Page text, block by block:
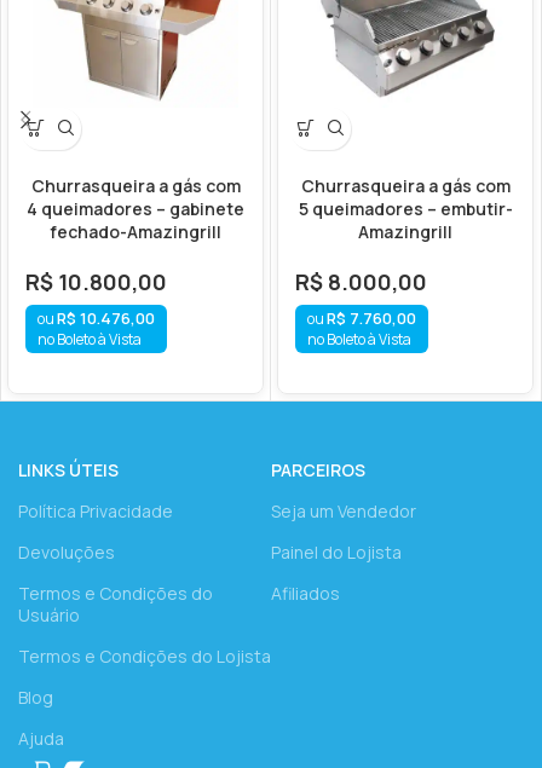
Churrasqueira a gás com
4 queimadores – gabinete
fechado-Amazingrill
R$ 10.800,00
R$ 10.476,00
no Boleto à Vista
Churrasqueira a gás com
5 queimadores – embutir-
Amazingrill
R$ 8.000,00
R$ 7.760,00
no Boleto à Vista
LINKS ÚTEIS
Política Privacidade
Devoluções
Termos e Condições do
Usuário
Termos e Condições do Lojista
Blog
Ajuda
PARCEIROS
Seja um Vendedor
Painel do Lojista
Afiliados